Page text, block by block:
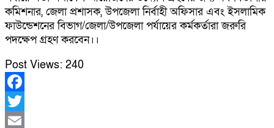
কমিশনার, জেলা প্রশাসক, উপজেলা নির্বাহী অফিসার এবং ইসলামিক
ফাউন্ডেশনের বিভাগ/জেলা/উপজেলা পর্যায়ের কর্মকর্তারা জরুরি
পদক্ষেপ গ্রহণ করবেন।।
Post Views: 240
Facebook
Twitter